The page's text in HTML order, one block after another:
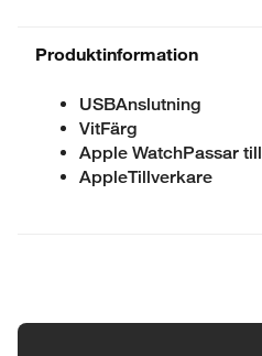
Produktinformation
USBAnslutning
VitFärg
Apple WatchPassar till
AppleTillverkare